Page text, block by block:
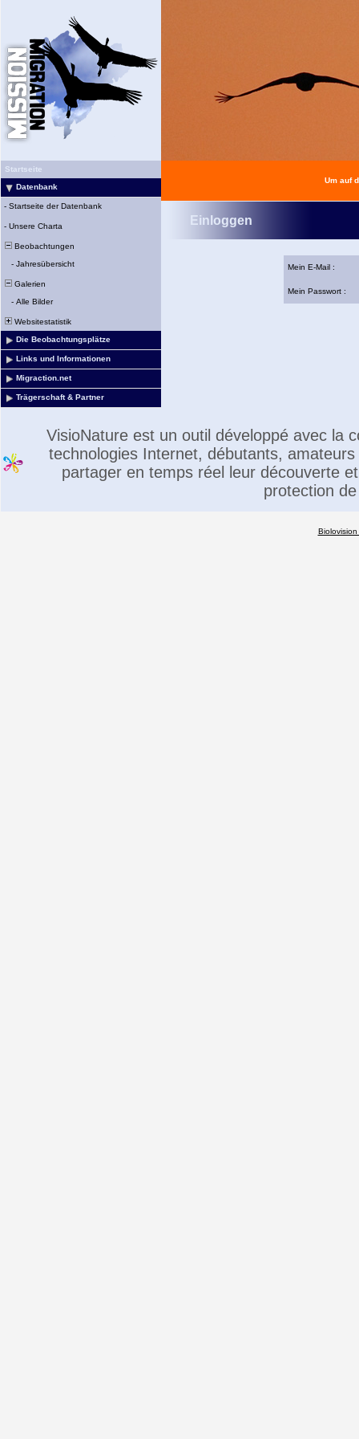
Startseite
Datenbank
- Startseite der Datenbank
- Unsere Charta
Beobachtungen
- Jahresübersicht
Galerien
- Alle Bilder
Websitestatistik
Die Beobachtungsplätze
Links und Informationen
Migraction.net
Trägerschaft & Partner
Um auf
Einloggen
Mein E-Mail :
Mein Passwort :
VisioNature est un outil développé avec la
technologies Internet, débutants,
partager en temps réel leur découverte
protection
Biolovision